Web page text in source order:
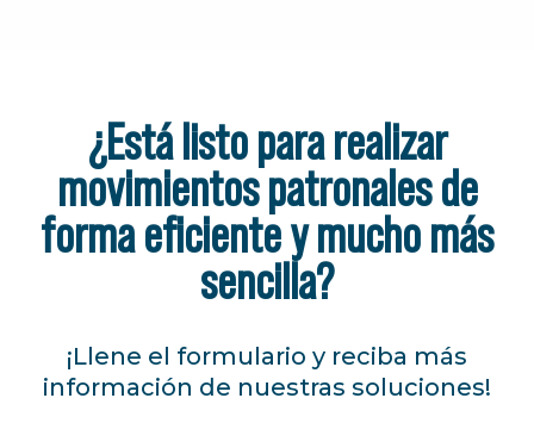
¿Está listo para realizar
movimientos patronales de
forma eficiente y mucho más
sencilla?
¡Llene el formulario y reciba más
información de nuestras soluciones!